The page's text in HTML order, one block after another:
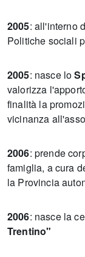
2005: all'interno
Politiche sociali
2005: nasce lo
valorizza
finalità la
vicinanza
2006: prende
famiglia, a cura
la Provincia
2006: nasce la
Trentino"